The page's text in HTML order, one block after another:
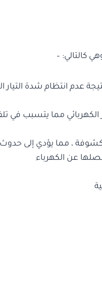
كالتالي: –
عدم انتظام شدة التيار
الكهربائي مما يتسبب في
، مما يؤدي إلى
عن الكهرباء